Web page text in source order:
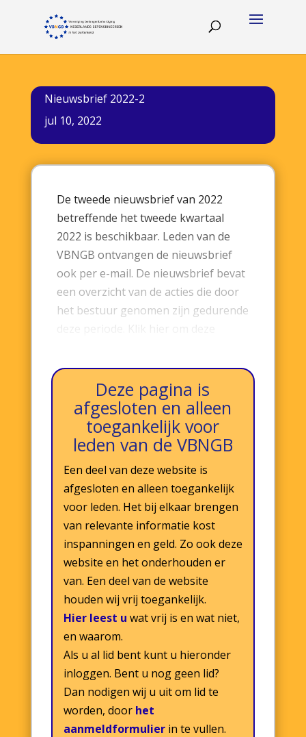
Nieuwsbrief 2022-2
jul 10, 2022
De tweede nieuwsbrief van 2022
betreffende het tweede kwartaal
2022 is beschikbaar. Leden van de
VBNGB ontvangen de nieuwsbrief
ook per e-mail. De nieuwsbrief bevat
een overzicht van de acties die door
het bestuur genomen zijn gedurende
deze periode. Klik hier om deze
Deze pagina is
afgesloten en alleen
toegankelijk voor
leden van de VBNGB
Een deel van deze website is
afgesloten en alleen toegankelijk
voor leden. Het bij elkaar brengen
van relevante informatie kost
inspanningen en geld. Zo ook deze
website en het onderhouden er
van. Een deel van de website
houden wij vrij toegankelijk.
Hier leest u wat vrij is en wat niet,
en waarom.
Als u al lid bent kunt u hieronder
inloggen. Bent u nog geen lid?
Dan nodigen wij u uit om lid te
worden, door het
aanmeldformulierin te vullen.